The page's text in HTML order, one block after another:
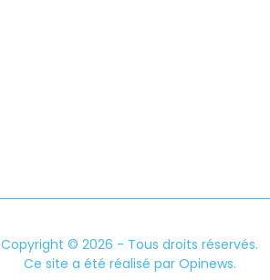
Copyright © 2026 - Tous droits réservés.
Ce site a été réalisé par Opinews.